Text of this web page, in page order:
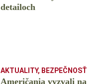
detailoch
AKTUALITY, BEZPEČNOSŤ
Američania vyzvali na